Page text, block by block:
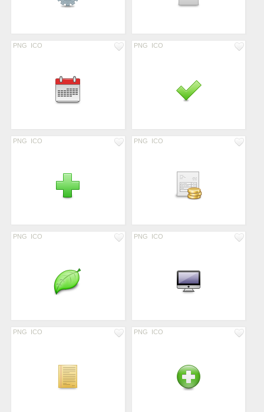
PNG ICO PNG ICO
PNG ICO PNG ICO
PNG ICO PNG ICO
PNG ICO PNG ICO